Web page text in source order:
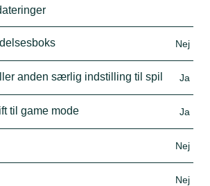
Nej
anden særlig indstilling til spil Ja
til game mode Ja
Nej
Nej